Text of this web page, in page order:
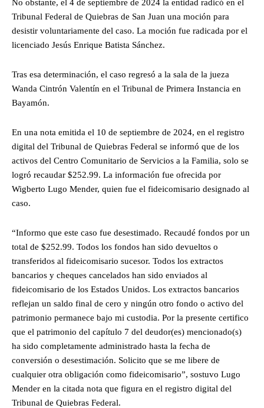
No obstante, el 4 de septiembre de 2024 la entidad radicó en el
Tribunal Federal de Quiebras de San Juan una moción para
desistir voluntariamente del caso. La moción fue radicada por el
licenciado Jesús Enrique Batista Sánchez.
Tras esa determinación, el caso regresó a la sala de la jueza
Wanda Cintrón Valentín en el Tribunal de Primera Instancia en
Bayamón.
En una nota emitida el 10 de septiembre de 2024, en el registro
digital del Tribunal de Quiebras Federal se informó que de los
activos del Centro Comunitario de Servicios a la Familia, solo se
logró recaudar $252.99. La información fue ofrecida por
Wigberto Lugo Mender, quien fue el fideicomisario designado al
caso.
“Informo que este caso fue desestimado. Recaudé fondos por un
total de $252.99. Todos los fondos han sido devueltos o
transferidos al fideicomisario sucesor. Todos los extractos
bancarios y cheques cancelados han sido enviados al
fideicomisario de los Estados Unidos. Los extractos bancarios
reflejan un saldo final de cero y ningún otro fondo o activo del
patrimonio permanece bajo mi custodia. Por la presente certifico
que el patrimonio del capítulo 7 del deudor(es) mencionado(s)
ha sido completamente administrado hasta la fecha de
conversión o desestimación. Solicito que se me libere de
cualquier otra obligación como fideicomisario”, sostuvo Lugo
Mender en la citada nota que figura en el registro digital del
Tribunal de Quiebras Federal.